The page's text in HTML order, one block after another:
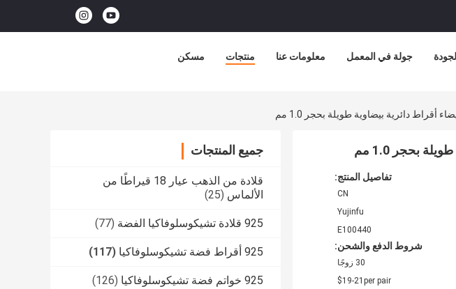
مسكن منتجات معلومات عنا جولة في المعمل
جميع المنتجات
قلادة من الذهب عيار 18 قيراطًا من
الألماس (25)
925 قلادة تشيكوسلوفاكيا الفضة (77)
925 أقراط فضة تشيكوسلوفاكيا (117)
925 خواتم فضة تشيكوسلوفاكيا (126)
تفاصيل المنتج:
CN
Yujinfu
E100440
شروط الدفع والشحن:
30 زوجًا
$19-21per pair